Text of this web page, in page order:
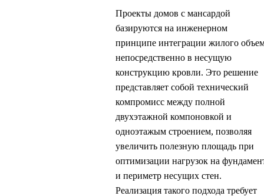
Проекты домов с мансардой
базируются на инженерном
принципе интеграции жилого
непосредственно в несущую
конструкцию кровли. Это решение
представляет собой технический
компромисс между полной
двухэтажной компоновкой и
одноэтажым строением, позволяя
увеличить полезную площадь при
оптимизации нагрузок на
и периметр несущих стен.
Реализация такого подхода требует